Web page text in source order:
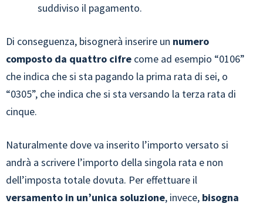
suddiviso il pagamento.
Di conseguenza, bisognerà inserire un numero
composto da quattro cifre come ad esempio “0106”
che indica che si sta pagando la prima rata di sei, o
“0305”, che indica che si sta versando la terza rata di
cinque.
Naturalmente dove va inserito l’importo versato si
andrà a scrivere l’importo della singola rata e non
dell’imposta totale dovuta. Per effettuare il
versamento in un’unica soluzione, invece, bisogna